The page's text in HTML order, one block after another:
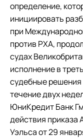
определение,
инициировать
при
против РХА,
судах
исполнение в
судебные решения
течение двух
ЮниКредит Банк
действия приказа
Уэльса от 29